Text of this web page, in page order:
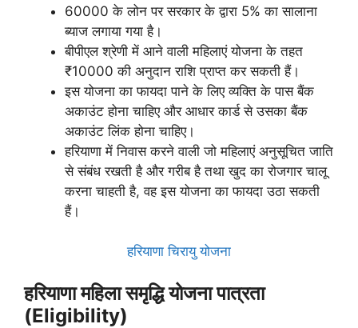
60000 के लोन पर सरकार के द्वारा 5% का सालाना
ब्याज लगाया गया है।
बीपीएल श्रेणी में आने वाली महिलाएं योजना के तहत
₹10000 की अनुदान राशि प्राप्त कर सकती हैं।
इस योजना का फायदा पाने के लिए व्यक्ति के पास बैंक
अकाउंट होना चाहिए और आधार कार्ड से उसका बैंक
अकाउंट लिंक होना चाहिए।
हरियाणा में निवास करने वाली जो महिलाएं अनुसूचित जाति
से संबंध रखती है और गरीब है तथा खुद का रोजगार चालू
करना चाहती है, वह इस योजना का फायदा उठा सकती
हैं।
हरियाणा चिरायु योजना
हरियाणा महिला समृद्धि योजना पात्रता
(Eligibility)